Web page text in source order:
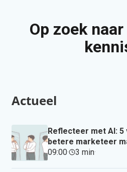
Op zoek
Actueel
Reflecteer met AI:
betere marketeer
09:00· 3 min·